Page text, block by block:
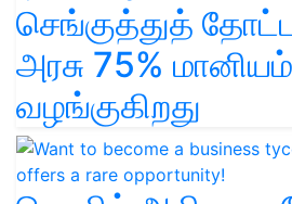
செங்குத்துத்
அரசு 75% மானியம்
வழங்குகிறது